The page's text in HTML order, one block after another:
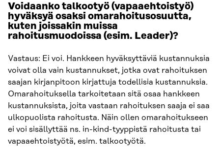
Voidaanko talkootyö (vapaaehtoistyö)
hyväksyä osaksi omarahoitusosuutta,
kuten joissakin muissa
rahoitusmuodoissa (esim. Leader)?
Vastaus: Ei voi. Hankkeen hyväksyttäviä kustannuksia
voivat olla vain kustannukset, jotka ovat rahoituksen
saajan kirjanpitoon kirjattuja todellisia kustannuksia.
Omarahoituksella tarkoitetaan sitä osaa hankkeen
kustannuksista, joita vastaan rahoituksen saaja ei saa
ulkopuolista rahoitusta. Näin ollen omarahoitukseen
ei voi sisällyttää ns. in-kind-tyyppistä rahoitusta tai
vapaaehtoistyötä, esim. talkootyötä.